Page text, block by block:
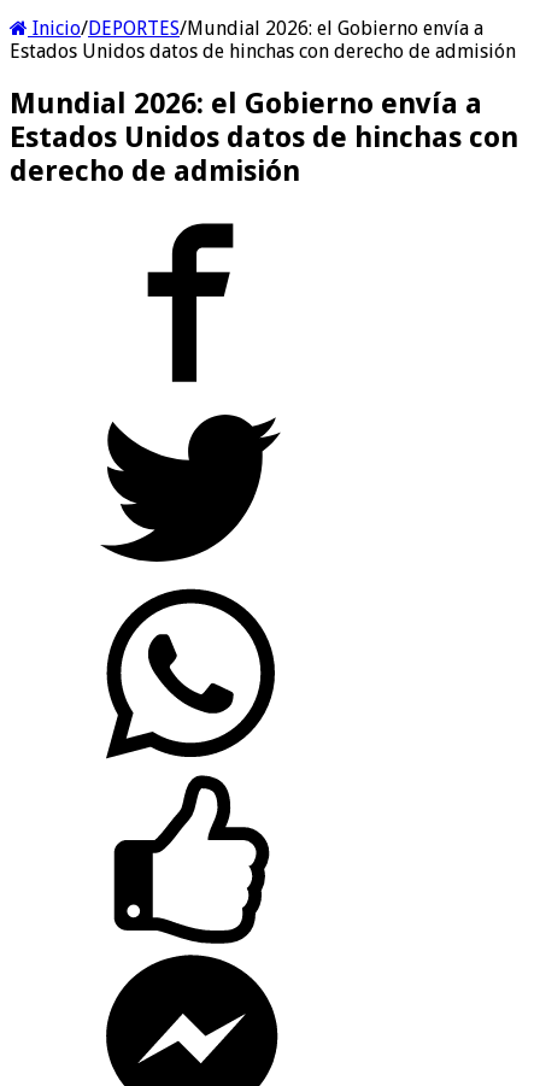
Inicio/DEPORTES/Mundial 2026: el Gobierno envía a
Estados Unidos datos de hinchas con derecho de admisión
Mundial 2026: el Gobierno envía a
Estados Unidos datos de hinchas con
derecho de admisión